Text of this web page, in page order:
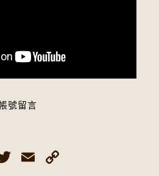
號留言
Twitter
Email